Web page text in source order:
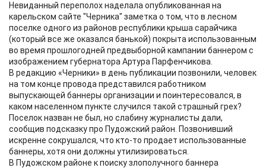
Невиданный переполох наделала опубликованная на
карельском сайте "Черника" заметка о том, что в лесном
поселке одного из районов республики крыша сарайчика
(который все же оказался банькой) покрыта использованным
во время прошлогодней предвыборной кампании баннером с
изображением губернатора Артура Парфенчикова.
В редакцию «Черники» в день публикации позвонили, человек
на том конце провода представился работником
выпускающей баннеры организации и поинтересовался, в
каком населенном пункте случился такой страшный грех?
Поселок назван не был, но слабину журналисты дали,
сообщив подсказку про Пудожский район. Позвонивший
искренне сокрушался, что кто-то продает использованные
баннеры, хотя они должны утилизироваться.
В Пудожском районе к поиску злополучного баннера